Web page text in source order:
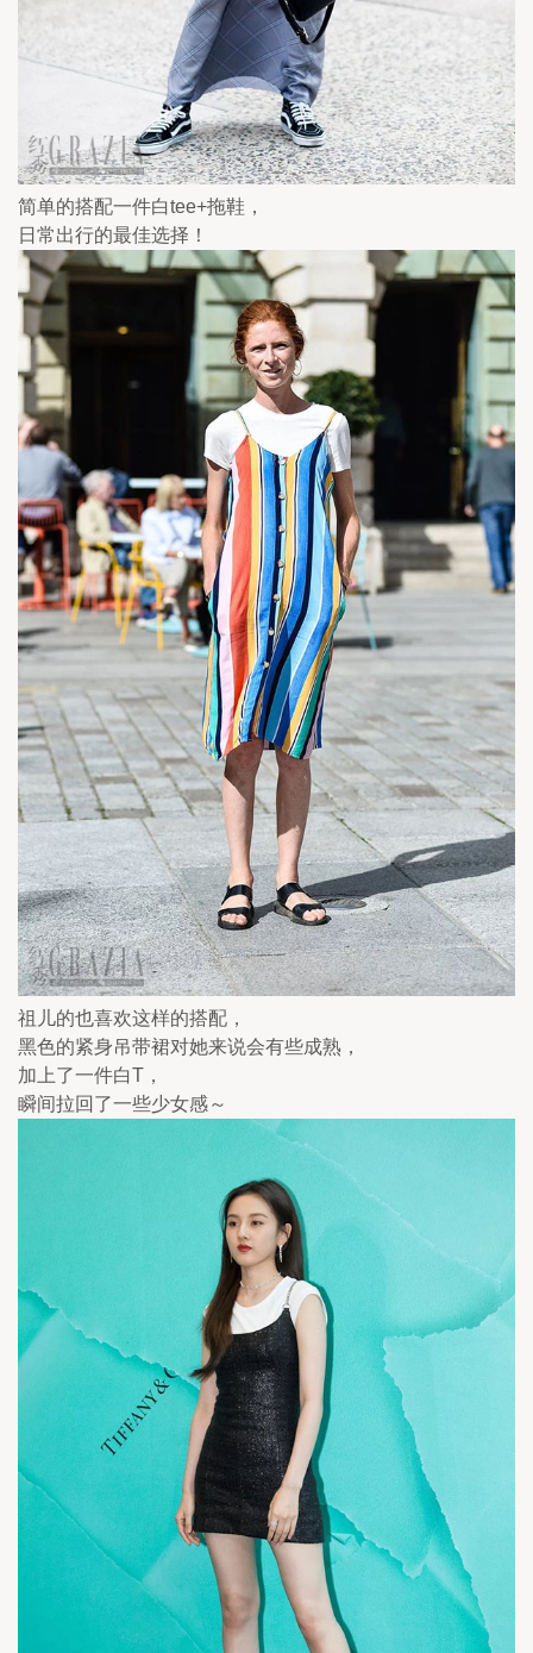
简单的搭配一件白tee+拖鞋，
日常出行的最佳选择！
祖儿的也喜欢这样的搭配，
黑色的紧身吊带裙对她来说会有些成熟，
加上了一件白T，
瞬间拉回了一些少女感～